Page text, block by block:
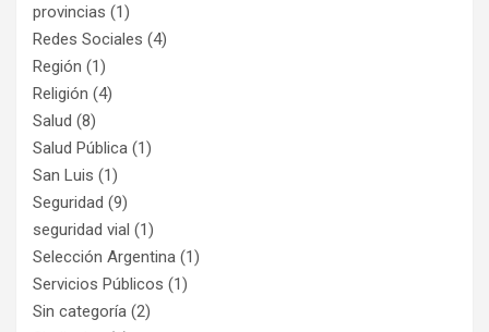
provincias (1)
Redes Sociales (4)
Región (1)
Religión (4)
Salud (8)
Salud Pública (1)
San Luis (1)
Seguridad (9)
seguridad vial (1)
Selección Argentina (1)
Servicios Públicos (1)
Sin categoría (2)